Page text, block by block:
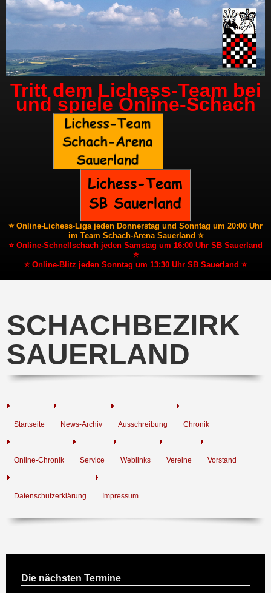
Tritt dem Lichess-Team bei
und spiele Online-Schach
⭐ Online-Lichess-Liga jeden Donnerstag und Sonntag um 20:00 Uhr
im Team Schach-Arena Sauerland ⭐
⭐ Online-Schnellschach jeden Samstag um 16:00 Uhr SB Sauerland
⭐
⭐ Online-Blitz jeden Sonntag um 13:30 Uhr SB Sauerland ⭐
SCHACHBEZIRK
SAUERLAND
Startseite News-Archiv Ausschreibung Chronik
Online-Chronik Service Weblinks Vereine Vorstand
Datenschutzerklärung Impressum
Die nächsten Termine